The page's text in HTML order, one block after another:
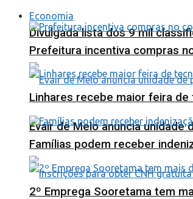
Divulgada lista dos 9 mil
Evair de Melo anuncia unidade
Economia
Prefeitura incentiva compras
Linhares recebe maior feira
Famílias podem receber
2º Emprega Sooretama tem